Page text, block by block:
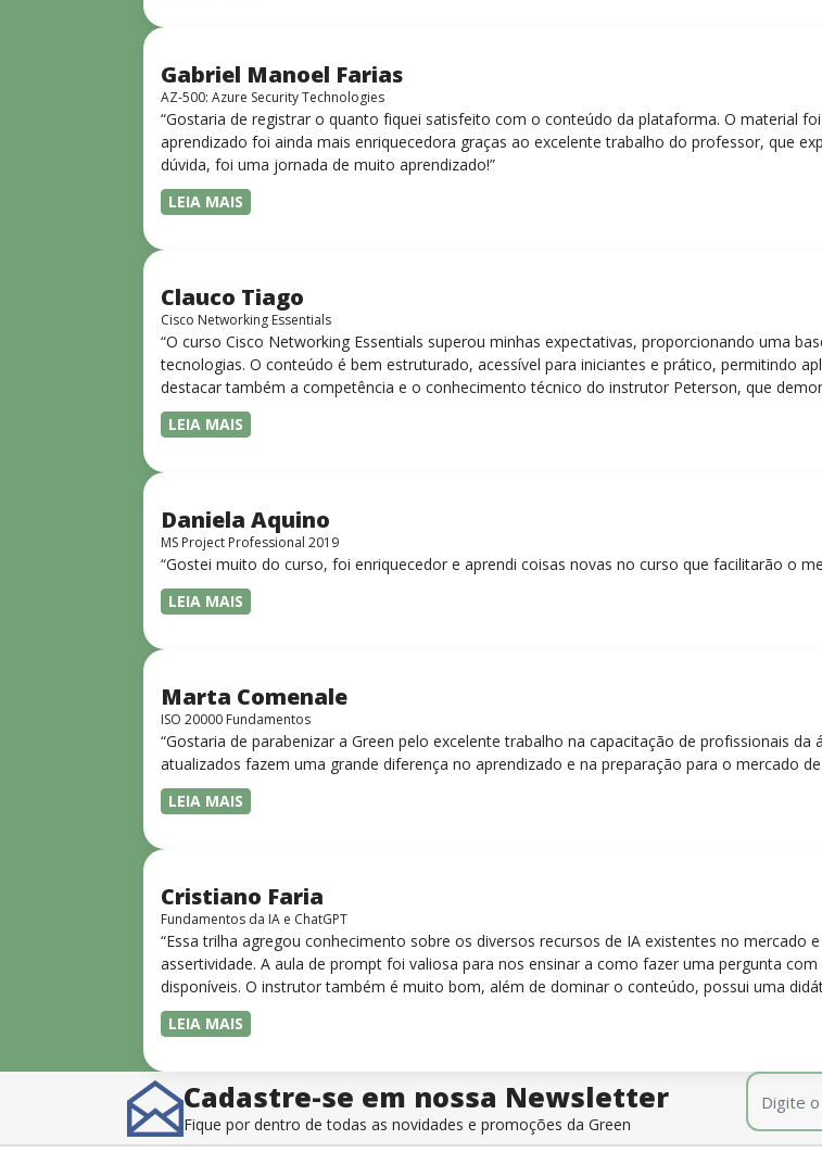
Gabriel Manoel Farias
AZ-500: Azure Security Technologies
“Gostaria de registrar o quanto fiquei satisfeito com o conteúdo da plataforma. O material
aprendizado foi ainda mais enriquecedora graças ao excelente trabalho do professor, que
dúvida, foi uma jornada de muito aprendizado!”
LEIA MAIS
Clauco Tiago
Cisco Networking Essentials
“O curso Cisco Networking Essentials superou minhas expectativas, proporcionando uma
tecnologias. O conteúdo é bem estruturado, acessível para iniciantes e prático, permitindo
destacar também a competência e o conhecimento técnico do instrutor Peterson, que
complexos de forma clara e objetiva. Sua didática facilitou o aprendizado e tornou as aulas
desejam iniciar ou aprofundar seus conhecimentos em redes!”
LEIA MAIS
Daniela Aquino
MS Project Professional 2019
“Gostei muito do curso, foi enriquecedor e aprendi coisas novas no curso que facilitarão o
LEIA MAIS
Marta Comenale
ISO 20000 Fundamentos
“Gostaria de parabenizar a Green pelo excelente trabalho na capacitação de profissionais
atualizados fazem uma grande diferença no aprendizado e na preparação para o mercado
LEIA MAIS
Cristiano Faria
Fundamentos da IA e ChatGPT
“Essa trilha agregou conhecimento sobre os diversos recursos de IA existentes no
assertividade. A aula de prompt foi valiosa para nos ensinar a como fazer uma pergunta
disponíveis. O instrutor também é muito bom, além de dominar o conteúdo, possui uma
LEIA MAIS
Cadastre-se em nossa Newsletter
Fique por dentro de todas as novidades e promoções da Green
E-mail